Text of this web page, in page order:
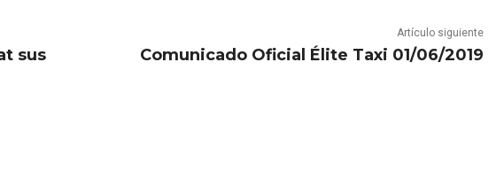
sus
Artículo siguiente
Comunicado Oficial Élite Taxi 01/06/2019